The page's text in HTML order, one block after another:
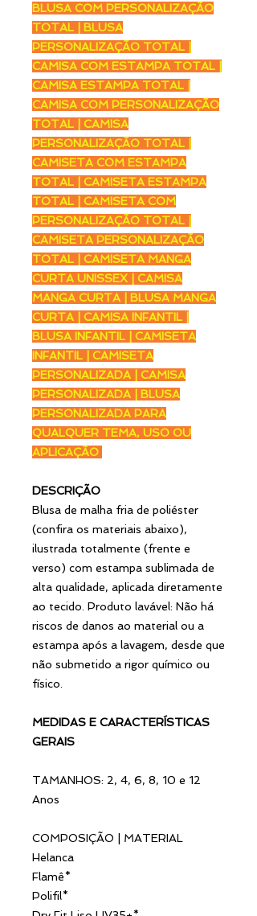
BLUSA COM PERSONALIZAÇÃO
TOTAL | BLUSA
PERSONALIZAÇÃO TOTAL |
CAMISA COM ESTAMPA TOTAL |
CAMISA ESTAMPA TOTAL |
CAMISA COM PERSONALIZAÇÃO
TOTAL | CAMISA
PERSONALIZAÇÃO TOTAL |
CAMISETA COM ESTAMPA
TOTAL | CAMISETA ESTAMPA
TOTAL | CAMISETA COM
PERSONALIZAÇÃO TOTAL |
CAMISETA PERSONALIZAÇÃO
TOTAL | CAMISETA MANGA
CURTA UNISSEX | CAMISA
MANGA CURTA | BLUSA MANGA
CURTA | CAMISA INFANTIL |
BLUSA INFANTIL | CAMISETA
INFANTIL | CAMISETA
PERSONALIZADA | CAMISA
PERSONALIZADA | BLUSA
PERSONALIZADA PARA
QUALQUER TEMA, USO OU
APLICAÇÃO
DESCRIÇÃO
Blusa de malha fria de poliéster
(confira os materiais abaixo),
ilustrada totalmente (frente e
verso) com estampa sublimada de
alta qualidade, aplicada diretamente
ao tecido. Produto lavável: Não há
riscos de danos ao material ou a
estampa após a lavagem, desde que
não submetido a rigor químico ou
físico.
MEDIDAS E CARACTERÍSTICAS
GERAIS
TAMANHOS: 2, 4, 6, 8, 10 e 12
Anos
COMPOSIÇÃO | MATERIAL
Helanca
Flamê*
Polifil*